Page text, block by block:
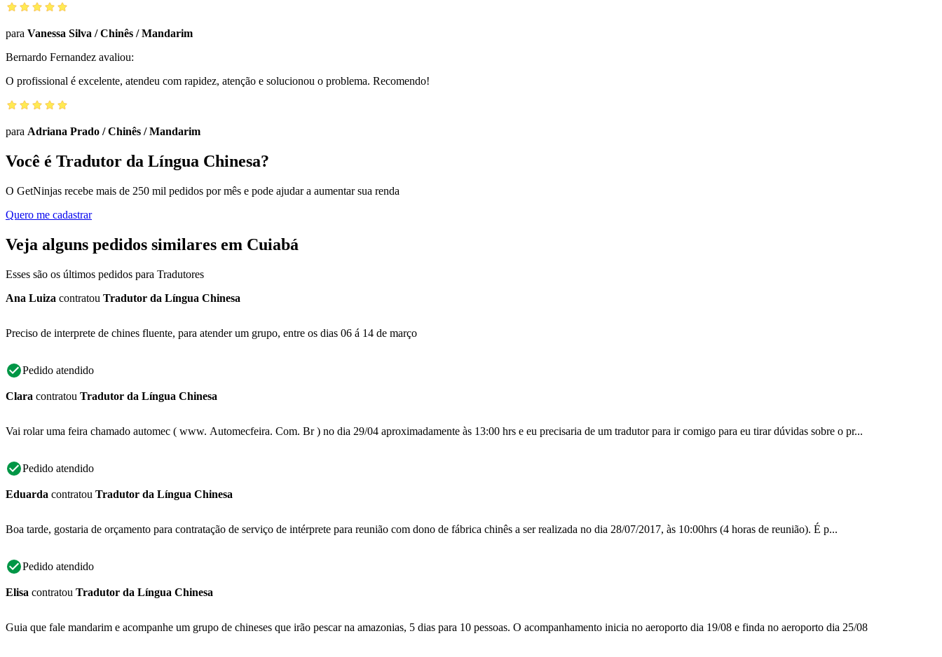
para Vanessa Silva /Chinês / Mandarim
Bernardo Fernandez avaliou:
O profissional é excelente, atendeu com rapidez, atenção e solucionou o problema. Recomendo!
para Adriana Prado /Chinês / Mandarim
Você é Tradutor da Língua Chinesa?
O GetNinjas recebe mais de 250 mil pedidos por mês e pode ajudar a aumentar sua renda
Quero me cadastrar
Veja alguns pedidos similares em Cuiabá
Esses são os últimos pedidos para Tradutores
Ana Luiza contratou Tradutor da Língua Chinesa
Preciso de interprete de chines fluente, para atender um grupo, entre os dias 06 á 14 de março
Pedido atendido
Clara contratou Tradutor da Língua Chinesa
Vai rolar uma feira chamado automec ( www. Automecfeira. Com. Br ) no dia 29/04 aproximadamente às 13:00 hrs e eu precisaria de um tradutor para ir comigo para eu tirar dúvidas sobre o pr...
Pedido atendido
Eduarda contratou Tradutor da Língua Chinesa
Boa tarde, gostaria de orçamento para contratação de serviço de intérprete para reunião com dono de fábrica chinês a ser realizada no dia 28/07/2017, às 10:00hrs (4 horas de reunião). É p...
Pedido atendido
Elisa contratou Tradutor da Língua Chinesa
Guia que fale mandarim e acompanhe um grupo de chineses que irão pescar na amazonias, 5 dias para 10 pessoas. O acompanhamento inicia no aeroporto dia 19/08 e finda no aeroporto dia 25/08